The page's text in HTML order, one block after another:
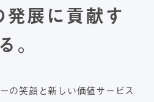
展に貢献す
る。
の笑顔と新しい価値サービス